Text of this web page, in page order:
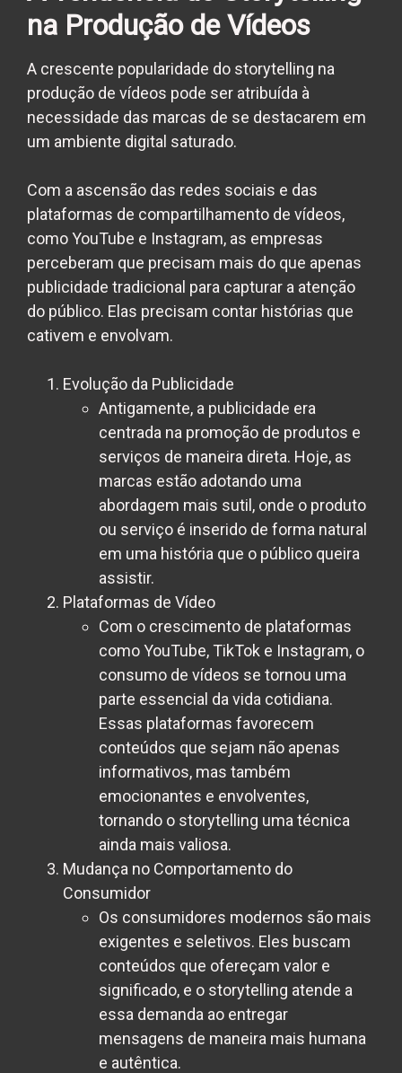
na Produção de Vídeos
A crescente popularidade do storytelling na
produção de vídeos pode ser atribuída à
necessidade das marcas de se destacarem em
um ambiente digital saturado.
Com a ascensão das redes sociais e das
plataformas de compartilhamento de vídeos,
como YouTube e Instagram, as empresas
perceberam que precisam mais do que apenas
publicidade tradicional para capturar a atenção
do público. Elas precisam contar histórias que
cativem e envolvam.
Evolução da Publicidade
Antigamente, a publicidade era
centrada na promoção de produtos e
serviços de maneira direta. Hoje, as
marcas estão adotando uma
abordagem mais sutil, onde o produto
ou serviço é inserido de forma natural
em uma história que o público queira
assistir.
Plataformas de Vídeo
Com o crescimento de plataformas
como YouTube, TikTok e Instagram, o
consumo de vídeos se tornou uma
parte essencial da vida cotidiana.
Essas plataformas favorecem
conteúdos que sejam não apenas
informativos, mas também
emocionantes e envolventes,
tornando o storytelling uma técnica
ainda mais valiosa.
Mudança no Comportamento do
Consumidor
Os consumidores modernos são mais
exigentes e seletivos. Eles buscam
conteúdos que ofereçam valor e
significado, e o storytelling atende a
essa demanda ao entregar
mensagens de maneira mais humana
e autêntica.